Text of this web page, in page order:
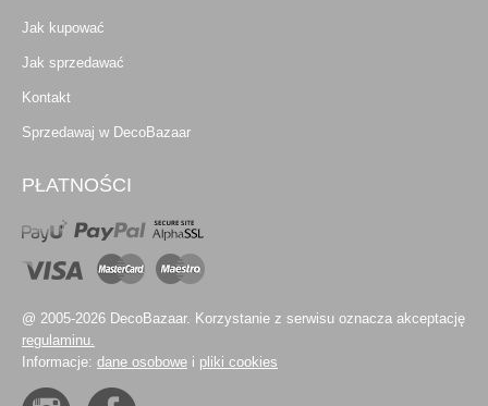
Jak kupować
Jak sprzedawać
Kontakt
Sprzedawaj w DecoBazaar
PŁATNOŚCI
@ 2005-2026 DecoBazaar. Korzystanie z serwisu oznacza akceptację
regulaminu.
Informacje: dane osobowe i pliki cookies